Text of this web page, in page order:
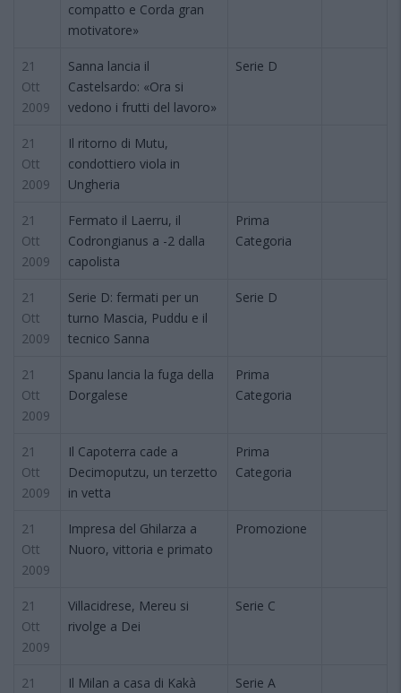
compatto e Corda gran
motivatore»
21
Ott
2009
Sanna lancia il
Castelsardo: «Ora si
vedono i frutti del lavoro»
Serie D
21
Ott
2009
Il ritorno di Mutu,
condottiero viola in
Ungheria
21
Ott
2009
Fermato il Laerru, il
Codrongianus a -2 dalla
capolista
Prima
Categoria
21
Ott
2009
Serie D: fermati per un
turno Mascia, Puddu e il
tecnico Sanna
Serie D
21
Ott
2009
Spanu lancia la fuga della
Dorgalese
Prima
Categoria
21
Ott
2009
Il Capoterra cade a
Decimoputzu, un terzetto
in vetta
Prima
Categoria
21
Ott
2009
Impresa del Ghilarza a
Nuoro, vittoria e primato
Promozione
21
Ott
2009
Villacidrese, Mereu si
rivolge a Dei
Serie C
21
Il Milan a casa di Kakà Serie A